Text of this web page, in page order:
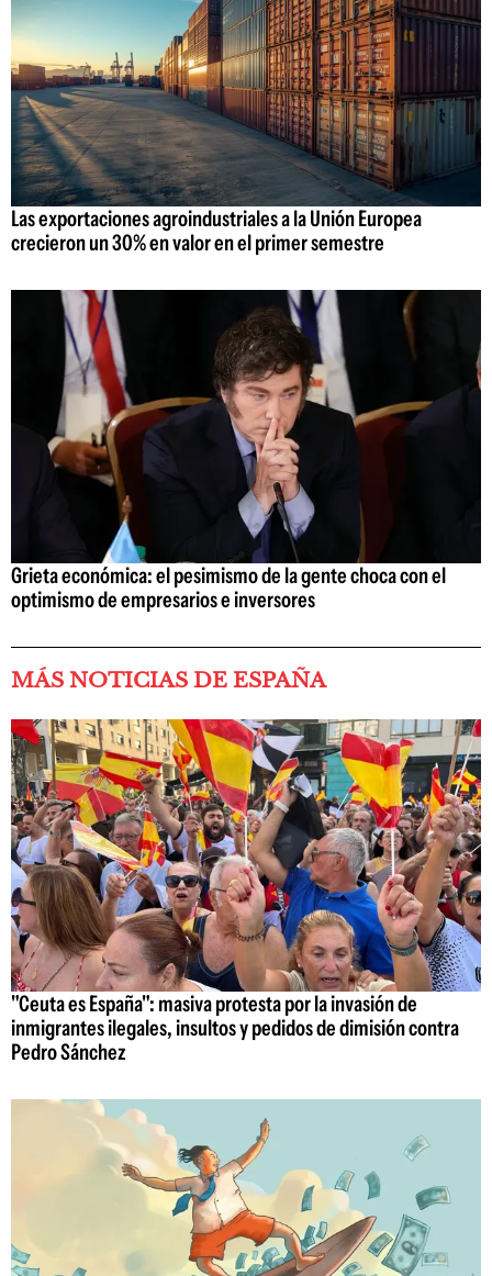
Las exportaciones agroindustriales a la Unión Europea
crecieron un 30% en valor en el primer semestre
Grieta económica: el pesimismo de la gente choca con el
optimismo de empresarios e inversores
MÁS NOTICIAS DE ESPAÑA
"Ceuta es España": masiva protesta por la invasión de
inmigrantes ilegales, insultos y pedidos de dimisión contra
Pedro Sánchez